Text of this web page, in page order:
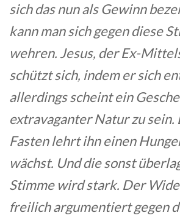
sich das nun als Gewinn
kann man sich gegen diese
wehren. Jesus, der Ex-
schützt sich, indem er sich
allerdings scheint ein
extravaganter Natur zu sein.
Fasten lehrt ihn einen
wächst. Und die sonst
Stimme wird stark. Der
freilich argumentiert gegen